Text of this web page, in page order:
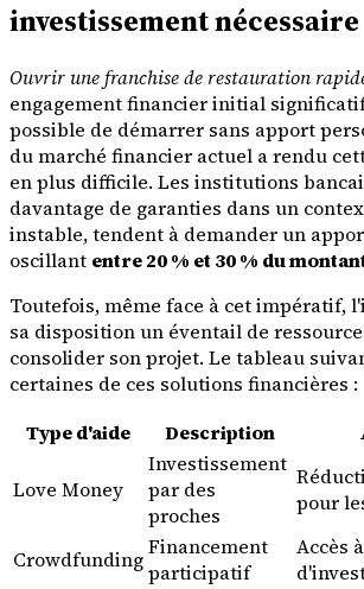
investissement nécessaire
Ouvrir une franchise de restauration
engagement financier initial
possible de démarrer sans apport
du marché financier actuel a rendu
en plus difficile. Les institutions
davantage de garanties dans un
instable, tendent à demander un
oscillant entre 20 % et 30 % du
Toutefois, même face à cet impératif,
sa disposition un éventail de
consolider son projet. Le tableau
certaines de ces solutions financières :
Type d'aide
Description
Love Money
Investissement
par des
proches
pour
CrowdfundingFinancement
participatif
Accès